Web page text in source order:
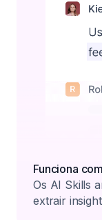
Funciona
Os AI Skills
extrair